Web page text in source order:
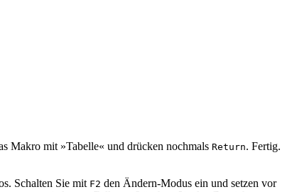
Makro mit »Tabelle« und drücken nochmals Return. Fertig.
Schalten Sie mit F2 den Ändern-Modus ein und setzen vor